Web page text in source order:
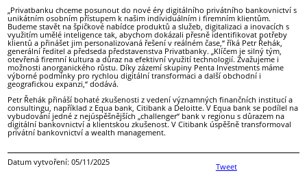
„Privatbanku chceme posunout do nové éry digitálního privátního bankovnictví s
unikátním osobním přístupem k našim individuálním i firemním klientům.
Budeme stavět na špičkové nabídce produktů a služeb, digitalizaci a inovacích s
využitím umělé inteligence tak, abychom dokázali přesně identifikovat potřeby
klientů a přinášet jim personalizovaná řešení v reálném čase,“ říká Petr Řehák,
generální ředitel a předseda představenstva Privatbanky. „Klíčem je silný tým,
otevřená firemní kultura a důraz na efektivní využití technologií. Zvažujeme i
možnosti anorganického růstu. Díky zázemí skupiny Penta Investments máme
výborné podmínky pro rychlou digitální transformaci a další obchodní i
geografickou expanzi,“ dodává.
Petr Řehák přináší bohaté zkušenosti z vedení významných finančních institucí a
consultingu, například z Equa bank, Citibank a Deloitte. V Equa bank se podílel na
vybudování jedné z nejúspěšnějších „challenger“ bank v regionu s důrazem na
digitální bankovnictví a klientskou zkušenost. V Citibank úspěšně transformoval
privátní bankovnictví a wealth management.
Tweet
Datum vytvoření: 05/11/2025